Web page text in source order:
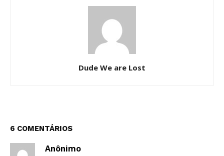
Dude We are Lost
6 COMENTÁRIOS
Anônimo